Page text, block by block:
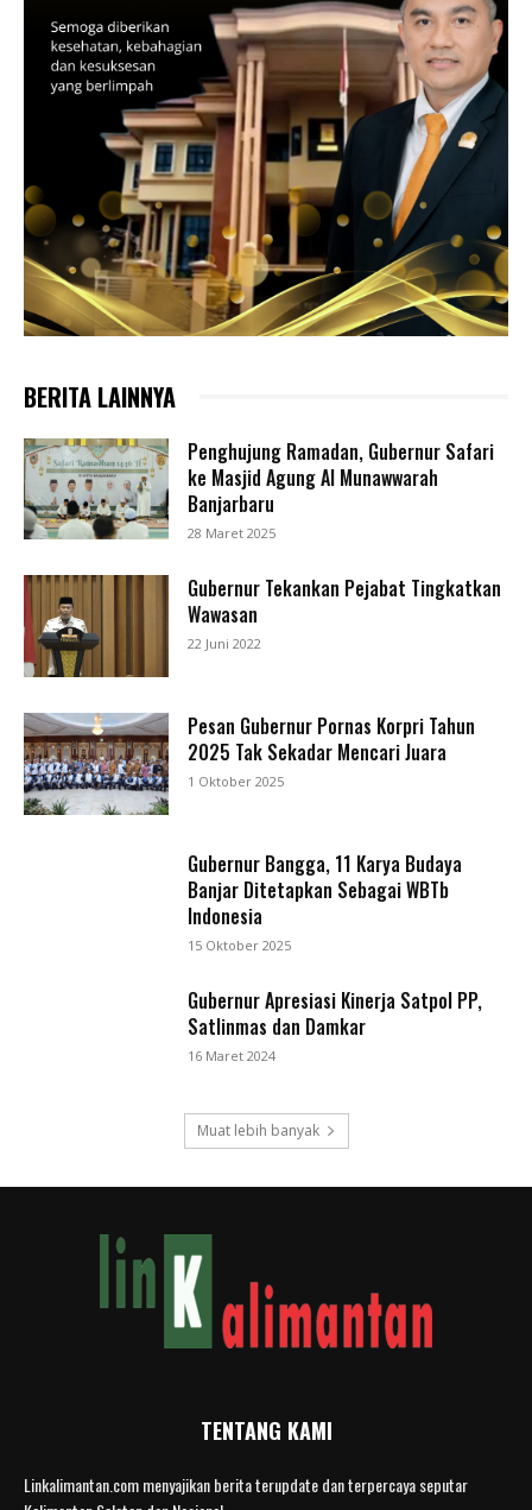
BERITA LAINNYA
Penghujung Ramadan, Gubernur Safari
ke Masjid Agung Al Munawwarah
Banjarbaru
28 Maret 2025
Gubernur Tekankan Pejabat Tingkatkan
Wawasan
22 Juni 2022
Pesan Gubernur Pornas Korpri Tahun
2025 Tak Sekadar Mencari Juara
1 Oktober 2025
Gubernur Bangga, 11 Karya Budaya
Banjar Ditetapkan Sebagai WBTb
Indonesia
15 Oktober 2025
Gubernur Apresiasi Kinerja Satpol PP,
Satlinmas dan Damkar
16 Maret 2024
Muat lebih banyak
TENTANG KAMI
Linkalimantan.com menyajikan berita terupdate dan terpercaya seputar